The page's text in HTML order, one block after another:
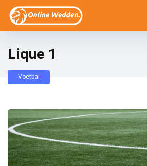
Lique 1
Voetbal